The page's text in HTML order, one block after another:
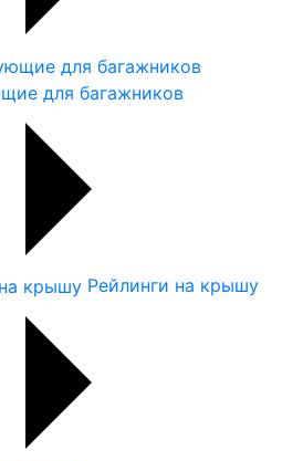
для багажников
Рейлинги на крышу